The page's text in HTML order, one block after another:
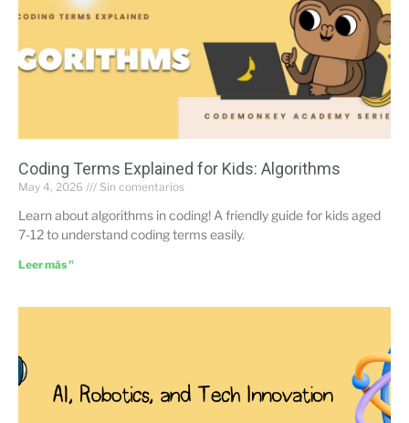
Coding Terms Explained for Kids: Algorithms
May 4, 2026 Sin comentarios
Learn about algorithms in coding! A friendly guide for kids aged
7-12 to understand coding terms easily.
Leer más "